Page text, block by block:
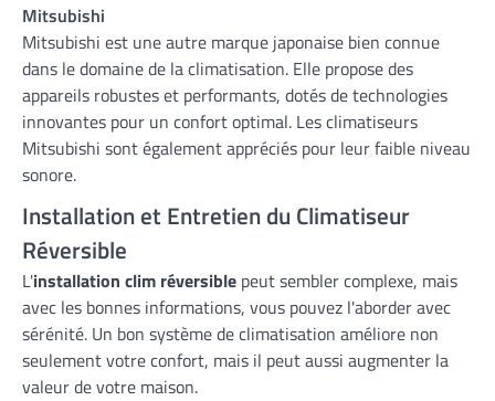
Mitsubishi
Mitsubishi est une autre marque japonaise bien connue
dans le domaine de la climatisation. Elle propose des
appareils robustes et performants, dotés de technologies
innovantes pour un confort optimal. Les climatiseurs
Mitsubishi sont également appréciés pour leur faible niveau
sonore.
Installation et Entretien du Climatiseur
Réversible
L'installation clim réversible peut sembler complexe, mais
avec les bonnes informations, vous pouvez l'aborder avec
sérénité. Un bon système de climatisation améliore non
seulement votre confort, mais il peut aussi augmenter la
valeur de votre maison.